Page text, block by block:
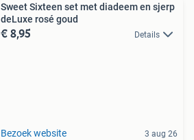
Sweet Sixteen set met diadeem en sjerp
deLuxe rosé goud
€ 8,95 Details
Bezoek website 3 aug 26